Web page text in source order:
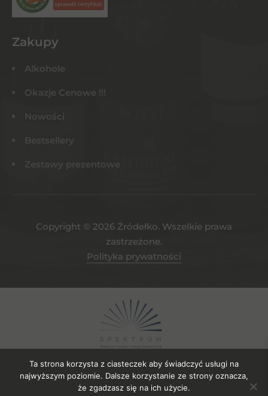
Zakupy
Alkohole
Okazje Cenowe !!!
Nowości
Bestsellery
Zestawy prezentowe
Copyright © 2026 Żródełko. Wszelkie prawa
zastrzeżone.
Polityka prywatności
Ta strona korzysta z ciasteczek aby świadczyć usługi na
najwyższym poziomie. Dalsze korzystanie ze strony oznacza,
że zgadzasz się na ich użycie.